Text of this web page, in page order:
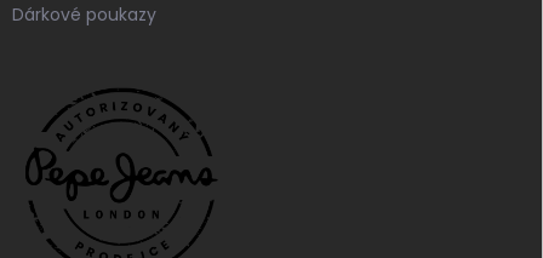
Dárkové poukazy